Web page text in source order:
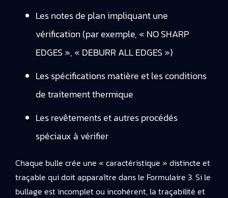
Les notes de plan impliquant une
vérification (par exemple, « NO SHARP
EDGES », « DEBURR ALL EDGES »)
Les spécifications matière et les conditions
de traitement thermique
Les revêtements et autres procédés
spéciaux à vérifier
Chaque bulle crée une « caractéristique » distincte et
traçable qui doit apparaître dans le Formulaire 3. Si le
bullage est incomplet ou incohérent, la traçabilité et